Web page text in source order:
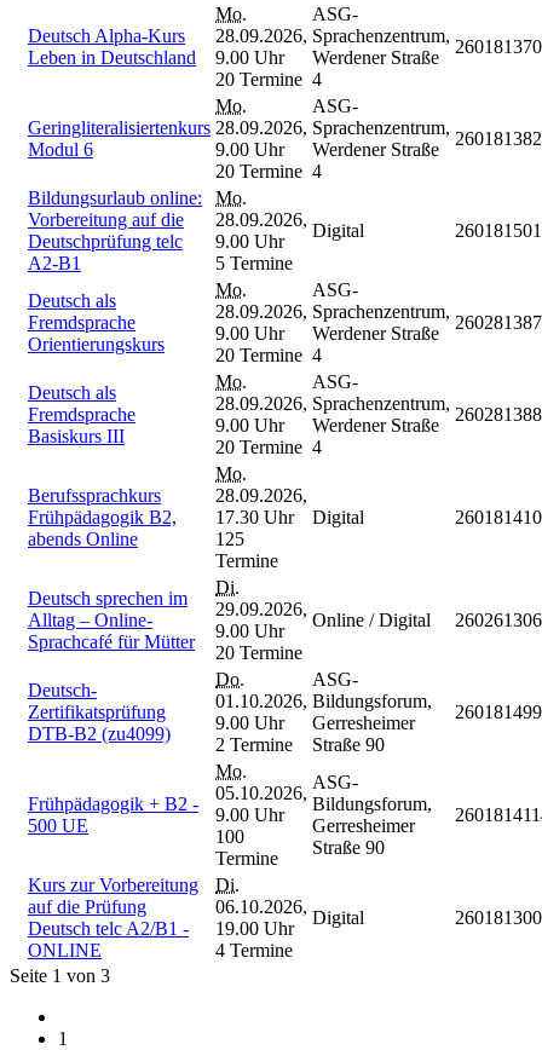
Deutsch Alpha-Kurs
Leben in Deutschland
Mo.
28.09.2026,
9.00 Uhr
20 Termine
ASG-
Sprachenzentrum,
Werdener Straße
4
Geringliteralisiertenkurs
Modul 6
Mo.
28.09.2026,
9.00 Uhr
20 Termine
ASG-
Sprachenzentrum,
Werdener Straße
4
Bildungsurlaub online:
Vorbereitung auf die
Deutschprüfung telc
A2-B1
Mo.
28.09.2026,
9.00 Uhr
5 Termine
Digital
Deutsch als
Fremdsprache
Orientierungskurs
Mo.
28.09.2026,
9.00 Uhr
20 Termine
ASG-
Sprachenzentrum,
Werdener Straße
4
Deutsch als
Fremdsprache
Basiskurs III
Mo.
28.09.2026,
9.00 Uhr
20 Termine
ASG-
Sprachenzentrum,
Werdener Straße
4
Berufssprachkurs
Frühpädagogik B2,
abends Online
Mo.
28.09.2026,
17.30 Uhr
125
Termine
Digital
Deutsch sprechen im
Alltag – Online-
Sprachcafé für Mütter
Di.
29.09.2026,
9.00 Uhr
20 Termine
Online / Digital
Deutsch-
Zertifikatsprüfung
DTB-B2 (zu4099)
Do.
01.10.2026,
9.00 Uhr
2 Termine
ASG-
Bildungsforum,
Gerresheimer
Straße 90
Frühpädagogik + B2 -
500 UE
Mo.
05.10.2026,
9.00 Uhr
100
Termine
ASG-
Bildungsforum,
Gerresheimer
Straße 90
Kurs zur Vorbereitung
auf die Prüfung
Deutsch telc A2/B1 -
ONLINE
Di.
06.10.2026,
19.00 Uhr
4 Termine
Digital
Seite 1 von 3
1